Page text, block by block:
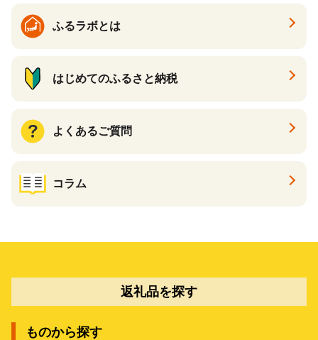
ふるラボとは
はじめてのふるさと納税
よくあるご質問
コラム
返礼品を探す
ものから探す